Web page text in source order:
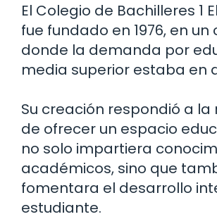
El Colegio de Bachilleres 1
fue fundado en 1976, en
donde la demanda por
media superior estaba en
Su creación respondió a la
de ofrecer un espacio
no solo impartiera
académicos, sino que
fomentara el desarrollo
estudiante.